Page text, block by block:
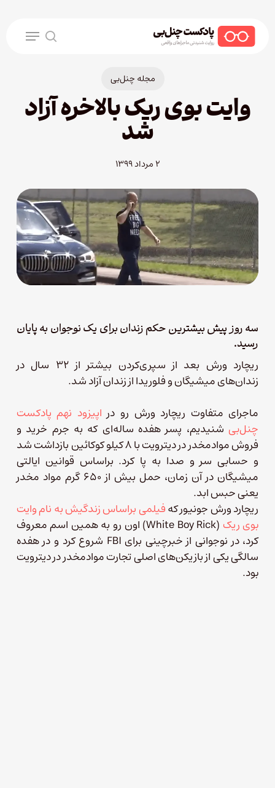
search
Menu
مجله چنل‌بی
وایت بوی ریک بالاخره آزاد
شد
۲ مرداد ۱۳۹۹
سه روز پیش بیشترین حکم زندان برای یک نوجوان به پایان
رسید.
ریچارد ورش بعد از سپری‌کردن بیشتر از ۳۲ سال در
زندان‌های میشیگان و فلوریدا از زندان آزاد شد.
ماجرای متفاوت ریچارد ورش رو در اپیزود نهم پادکست
چنل‌بی شنیدیم، پسر هفده ساله‌ای که به جرم خرید و
فروش موادمخدر در دیترویت با ۸ کیلو کوکائین بازداشت شد
و حسابی سر و صدا به پا کرد. براساس قوانین ایالتی
میشیگان در آن زمان، حمل بیش از ۶۵۰ گرم مواد مخدر
یعنی حبس ابد.
ریچارد ورش جونیور کهفیلمی براساس زندگیش به نام وایت
بوی ریک
(White Boy Rick) اون رو به همین اسم معروف
کرد، در نوجوانی از خبرچینی برای FBI شروع کرد و در هفده
سالگی یکی از بازیکن‌های اصلی تجارت موادمخدر در دیترویت
بود.